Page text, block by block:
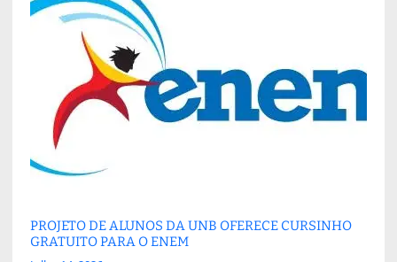
PROJETO DE ALUNOS DA UNB OFERECE CURSINHO
GRATUITO PARA O ENEM